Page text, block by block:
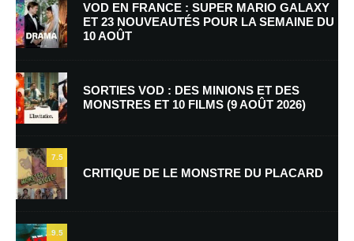
Nom*
E-mail*
VOD EN FRANCE : SUPER MARIO GALAXY
ET 23 NOUVEAUTÉS POUR LA SEMAINE DU
10 AOÛT
SORTIES VOD : DES MINIONS ET DES
MONSTRES ET 10 FILMS (9 AOÛT 2026)
7.5
CRITIQUE DE LE MONSTRE DU PLACARD
9.5